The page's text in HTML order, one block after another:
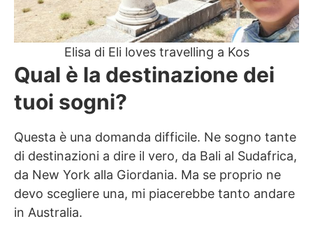
Elisa di Eli loves travelling a Kos
Qual è la destinazione dei
tuoi sogni?
Questa è una domanda difficile. Ne sogno tante
di destinazioni a dire il vero, da Bali al Sudafrica,
da New York alla Giordania. Ma se proprio ne
devo scegliere una, mi piacerebbe tanto andare
in Australia.